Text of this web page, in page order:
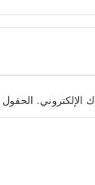
الإلكتروني. الحقول